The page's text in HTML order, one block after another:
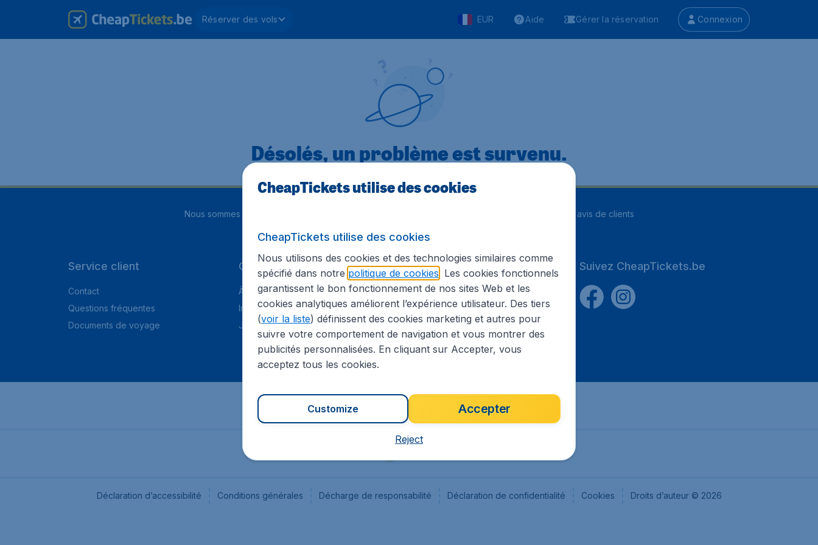
Réserver des vols EUR Aide Gérer la réservation Connexion
Désolés, un problème est survenu.
Nous sommes notés avis de clients
Service client
Contact
Questions fréquentes
Documents de voyage
CheapTickets.be
À propos
Information Légale
Jobs
Sites internationaux
Flugladen.de
CheapTickets.ch
CheapTickets.sg
CheapTickets.nl
Suivez CheapTickets.be
Déclaration d’accessibilité Conditions générales Décharge de responsabilité Déclaration de confidentialité Cookies Droits d’auteur © 2026
CheapTickets utilise des cookies
CheapTickets utilise des cookies
Nous utilisons des cookies et des technologies similaires comme
spécifié dans notre politique de cookies . Les cookies fonctionnels
garantissent le bon fonctionnement de nos sites Web et les
cookies analytiques améliorent l’expérience utilisateur. Des tiers
(voir la liste) définissent des cookies marketing et autres pour
suivre votre comportement de navigation et vous montrer des
publicités personnalisées. En cliquant sur Accepter, vous
acceptez tous les cookies.
Accepter
Customize
Reject